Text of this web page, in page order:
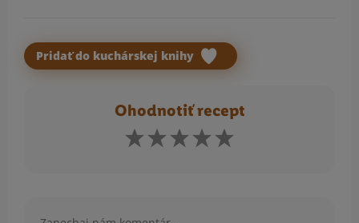
Pridať do kuchárskej knihy
Ohodnotiť recept